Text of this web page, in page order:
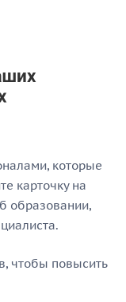
которые
карточку на
образовании,
чтобы повысить